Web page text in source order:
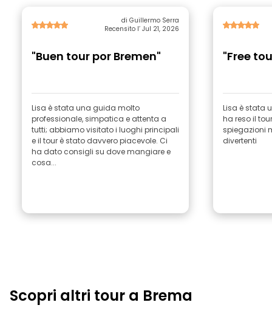
di Guillermo Serra
Recensito l’ Jul 21, 2026
"Buen tour por Bremen"
Lisa è stata una guida molto
professionale, simpatica e attenta a
tutti; abbiamo visitato i luoghi principali
e il tour è stato davvero piacevole. Ci
ha dato consigli su dove mangiare e
cosa...
"Free
Lisa è stata
ha reso il
spiegazioni
divertenti
Scopri altri tour a Brema